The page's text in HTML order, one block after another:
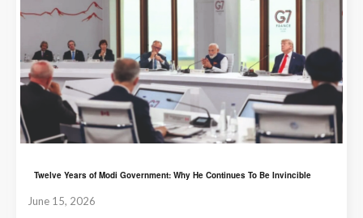
Twelve Years of Modi Government: Why He Continues To Be Invincible
June 15, 2026